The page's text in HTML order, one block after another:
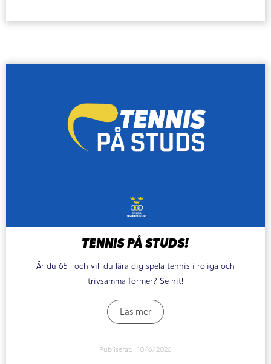
TENNIS PÅ STUDS!
Är du 65+ och vill du lära dig spela tennis i roliga och
trivsamma former? Se hit!
Läs mer
Publiserat: 10/6/2026